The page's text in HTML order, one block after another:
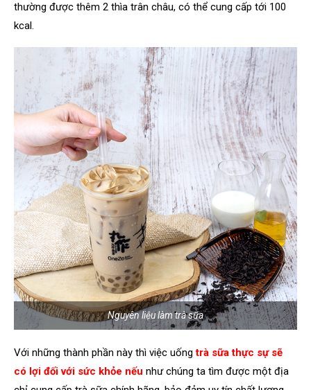
thường được thêm 2 thìa trân châu, có thể cung cấp tới 100
kcal.
Nguyên liệu làm trà sữa
Với những thành phần này thì việc uốngtrà sữa thực sự sẽ
có lợi đối với sức khỏe nếu như chúng ta tìm được một địa